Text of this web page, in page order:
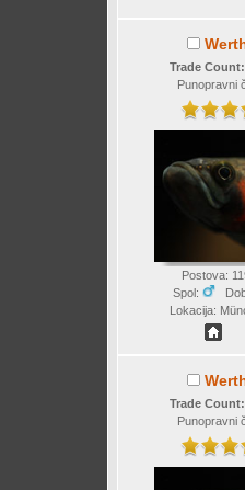
Trade Count:
Punopravni
Postova:
Spol:
Lokacija:
Trade Count:
Punopravni